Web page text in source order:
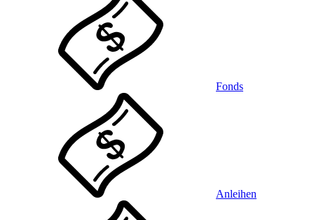
Fonds
Anleihen